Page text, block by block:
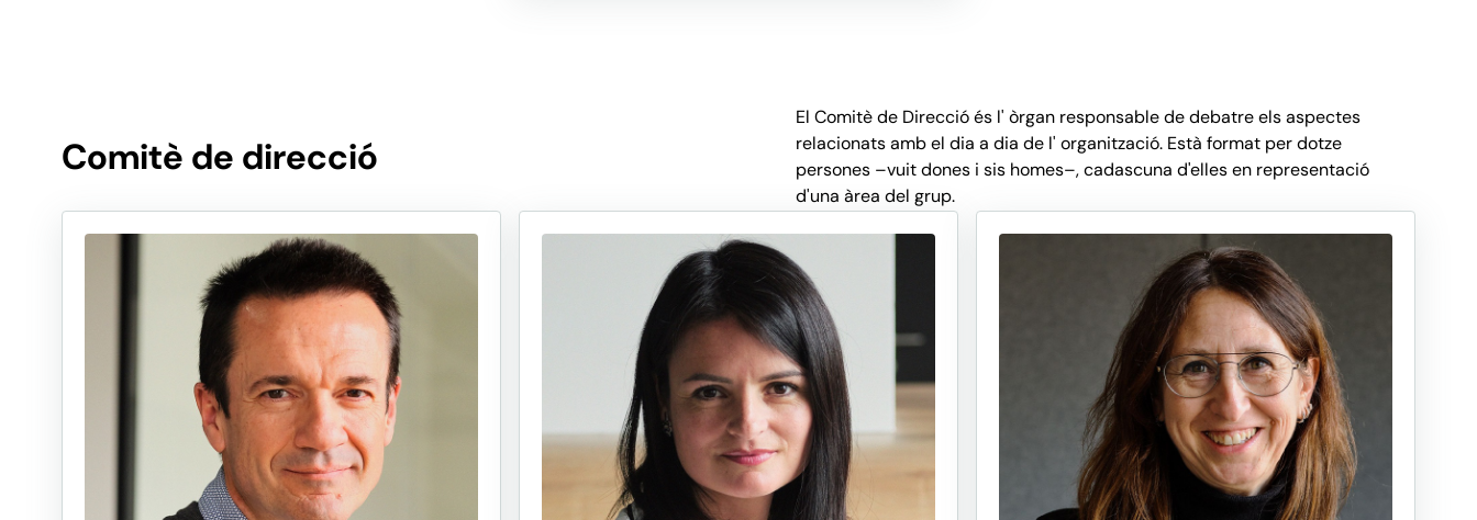
Comitè de direcció
El Comitè de Direcció és l' òrgan responsable de debatre els aspectes
relacionats amb el dia a dia de l' organització. Està format per dotze
persones –vuit dones i sis homes–, cadascuna d'elles en representació
d'una àrea del grup.